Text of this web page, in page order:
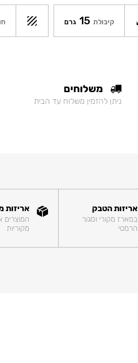
קיבולת 15 גרם
משלוחים
ניתן להזמין משלוח עד הבית
אריזות הטבק
במארז מקורי וסגור
הרמטי
אריזות
המוצרים
מקוריות